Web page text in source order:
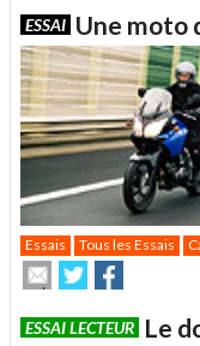
à
un
ami
ESSAI Une moto
Essais Tous les Essais
Envoyer
cet
à
Partager
sur
sur
ESSAI LECTEUR Le